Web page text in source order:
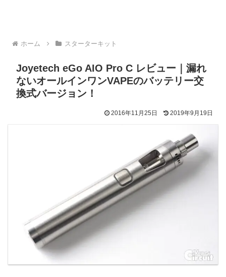
ホーム スターターキット
Joyetech eGo AIO Pro C レビュー｜漏れ
ないオールインワンVAPEのバッテリー交
換式バージョン！
2016年11月25日 2019年9月19日